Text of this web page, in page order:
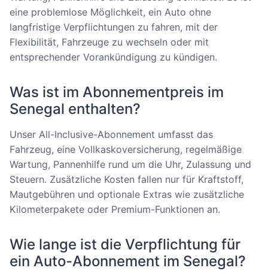
eine problemlose Möglichkeit, ein Auto ohne
langfristige Verpflichtungen zu fahren, mit der
Flexibilität, Fahrzeuge zu wechseln oder mit
entsprechender Vorankündigung zu kündigen.
Was ist im Abonnementpreis im
Senegal enthalten?
Unser All-Inclusive-Abonnement umfasst das
Fahrzeug, eine Vollkaskoversicherung, regelmäßige
Wartung, Pannenhilfe rund um die Uhr, Zulassung und
Steuern. Zusätzliche Kosten fallen nur für Kraftstoff,
Mautgebühren und optionale Extras wie zusätzliche
Kilometerpakete oder Premium-Funktionen an.
Wie lange ist die Verpflichtung für
ein Auto-Abonnement im Senegal?